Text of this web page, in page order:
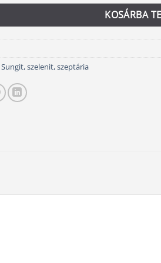
KOSÁRBA
Sungit, szelenit, szeptária